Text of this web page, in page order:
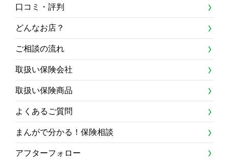
口コミ・評判
どんなお店？
ご相談の流れ
取扱い保険会社
取扱い保険商品
よくあるご質問
まんがで分かる！保険相談
アフターフォロー